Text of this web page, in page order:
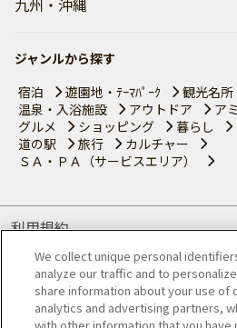
九州・沖縄
ジャンルから探す
宿泊
遊園地・ﾃｰﾏﾊﾟｰｸ 観光名所
温泉・入浴施設
アウトドア
ア
グルメ
ショッピング 暮らし
道の駅
旅行
カルチャー
ＳＡ・ＰＡ（サービスエリア）
利用規約
個人情報の取り扱いについて
会員優待サービスの提携をご検討
We collect unique personal
analyze our traffic and to
share information about your use of
analytics and advertising partners,